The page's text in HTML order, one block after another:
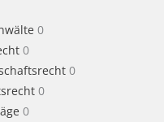
0
0
0
0
0